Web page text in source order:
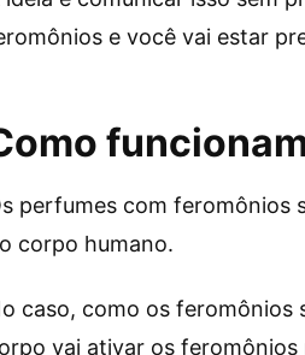
e você vai estar
perfumes com feromônios
corpo humano.
caso, como os feromônios
vai ativar os